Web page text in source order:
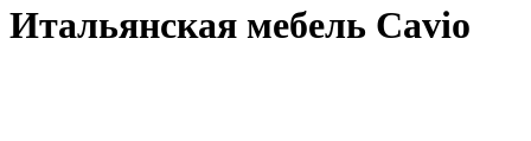
Итальянская мебель Cavio